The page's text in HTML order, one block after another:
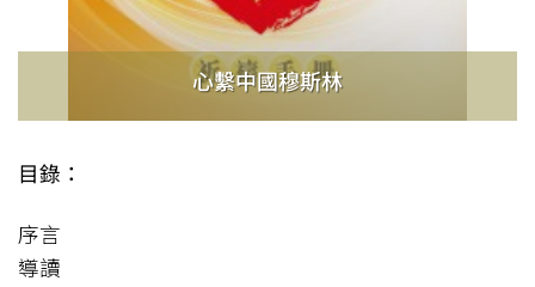
心繫中國穆斯林
目錄：
序言
導讀